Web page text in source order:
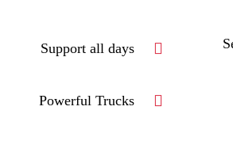
Support all days
Powerful Trucks